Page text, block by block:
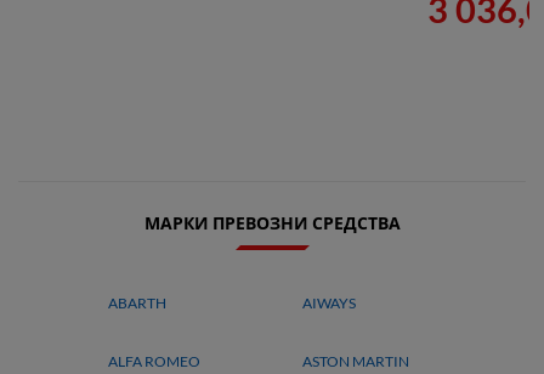
3
МАРКИ ПРЕВОЗНИ СРЕДСТВА
ABARTH AIWAYS
ALFA ROMEO ASTON MARTIN